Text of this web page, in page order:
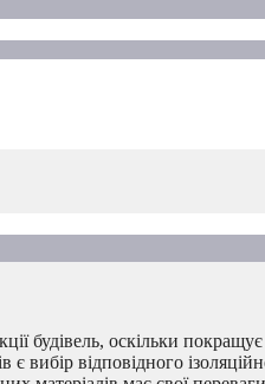
будівель, оскільки
відповідного